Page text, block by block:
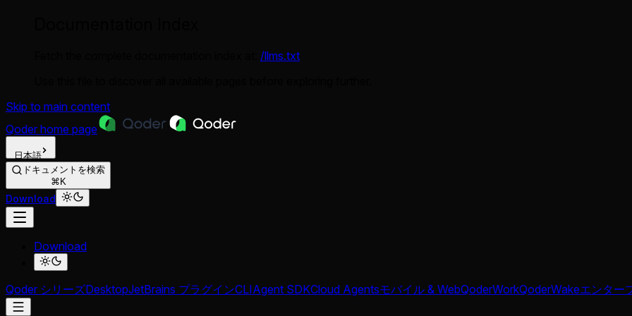
/llms.txt
Skip to main content
Qoder home page
日本語
ドキュメントを検索
⌘K
Download
Download
Qoder シリーズDesktopJetBrains プラグインCLIAgent SDKCloud Agentsモバイル & WebQoderWorkQoderWakeエンター